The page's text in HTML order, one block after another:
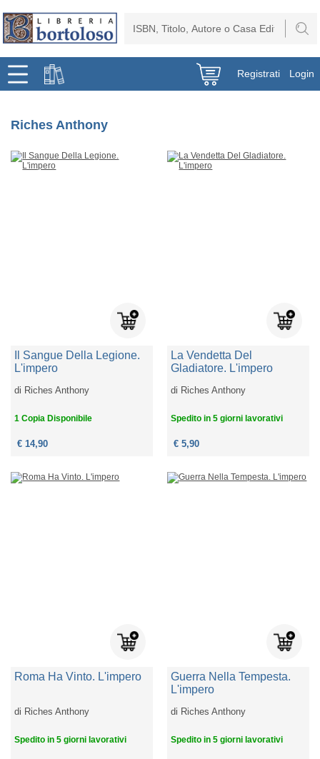
Registrati Login
Riches Anthony
Il Sangue Della Legione.
L'impero
di Riches Anthony
1 Copia Disponibile
€ 14,90
La Vendetta Del
Gladiatore. L'impero
di Riches Anthony
Spedito in 5 giorni lavorativi
€ 5,90
Roma Ha Vinto. L'impero
di Riches Anthony
Spedito in 5 giorni lavorativi
Guerra Nella Tempesta.
L'impero
di Riches Anthony
Spedito in 5 giorni lavorativi